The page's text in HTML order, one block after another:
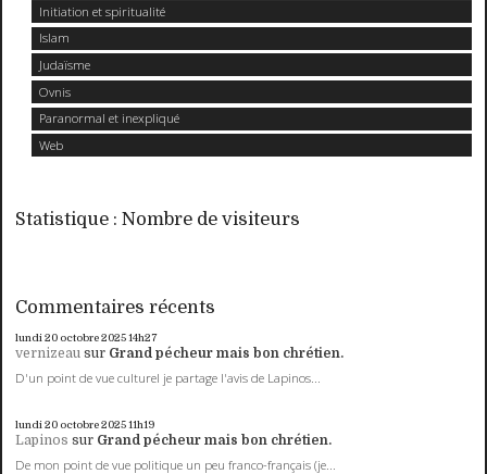
Initiation et spiritualité
Islam
Judaïsme
Ovnis
Paranormal et inexpliqué
Web
Statistique : Nombre de visiteurs
Commentaires récents
lundi 20 octobre 202514h27
vernizeau sur Grand pécheur mais bon chrétien.
D'un point de vue culturel je partage l'avis de Lapinos...
lundi 20 octobre 202511h19
Lapinos sur Grand pécheur mais bon chrétien.
De mon point de vue politique un peu franco-français (je...